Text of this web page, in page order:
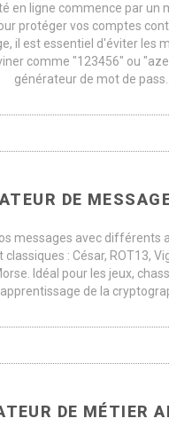
en ligne commence par un
protéger vos comptes
il est essentiel d'éviter les
comme "123456" ou
générateur de mot de pass...
DE
messages avec différents
: César, ROT13,
Idéal pour les jeux,
de la
DE MÉTIER